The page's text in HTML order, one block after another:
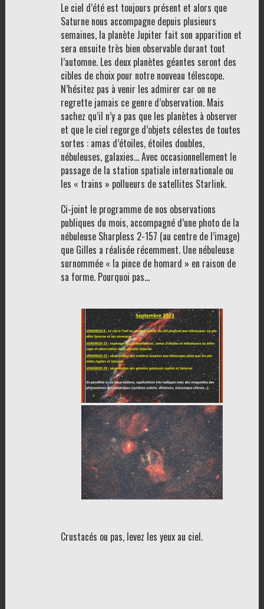
Le ciel d’été est toujours présent et alors que
Saturne nous accompagne depuis plusieurs
semaines, la planète Jupiter fait son apparition et
sera ensuite très bien observable durant tout
l’automne. Les deux planètes géantes seront des
cibles de choix pour notre nouveau télescope.
N’hésitez pas à venir les admirer car on ne
regrette jamais ce genre d’observation. Mais
sachez qu’il n’y a pas que les planètes à observer
et que le ciel regorge d’objets célestes de toutes
sortes : amas d’étoiles, étoiles doubles,
nébuleuses, galaxies… Avec occasionnellement le
passage de la station spatiale internationale ou
les « trains » pollueurs de satellites Starlink.
Ci-joint le programme de nos observations
publiques du mois, accompagné d’une photo de la
nébuleuse Sharpless 2-157 (au centre de l’image)
que Gilles a réalisée récemment. Une nébuleuse
surnommée « la pince de homard » en raison de
sa forme. Pourquoi pas…
Crustacés ou pas, levez les yeux au ciel.